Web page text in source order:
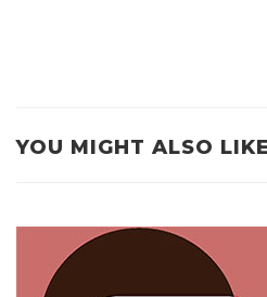
YOU MIGHT ALSO LIKE